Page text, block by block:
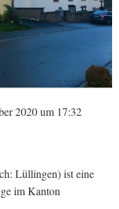
2020 um 17:32
Lüllingen) ist eine
im Kanton